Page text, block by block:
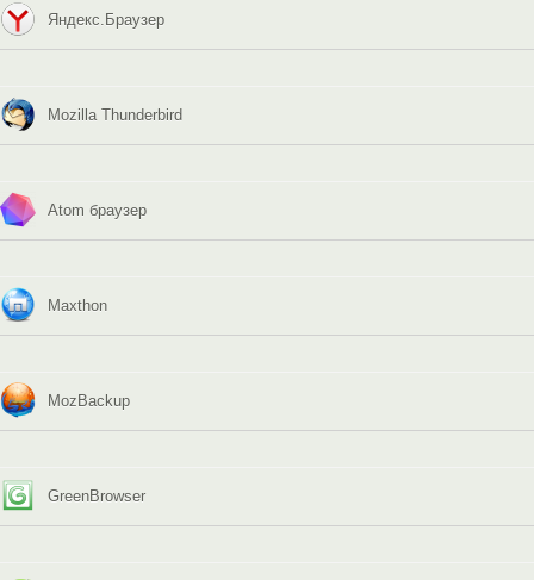
Яндекс.Браузер
Mozilla Thunderbird
Atom браузер
Maxthon
MozBackup
GreenBrowser